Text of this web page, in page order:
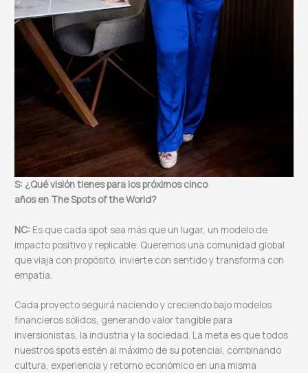
S: ¿Qué visión tienes para los próximos cinco
años en The Spots of the World?
NC: Es que cada spot sea más que un lugar, un modelo de
impacto positivo y replicable. Queremos una comunidad global
que viaja con propósito, invierte con sentido y transforma con
empatía.
Cada proyecto seguirá naciendo y creciendo bajo modelos
financieros sólidos, generando valor tangible para
inversionistas, la industria y la sociedad. La meta es que todos
nuestros spots estén al máximo de su potencial, combinando
cultura, experiencia y retorno económico en una misma